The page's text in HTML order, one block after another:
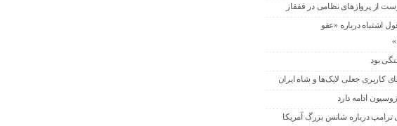
از پروازهای نظامی در قفقاز
اشتباه درباره «عفو
بود
کاربری جعلی لایک‌ها و شاه ایران
ادامه دارد
درباره شانس بزرگ آمریکا